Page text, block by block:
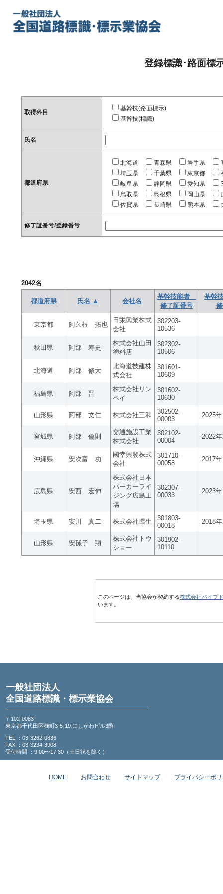
登録標識･路面標
取得科目
基幹技(路面標示)
基幹技(標識)
氏名
都道府県
北海道 青森県 岩手県
埼玉県
千葉県 東京都
岐阜県
静岡県 愛知県
鳥取県
島根県 岡山県
佐賀県
長崎県 熊本県
修了証番号/登録番号
2042名
都道府県 氏名 ▲ 会社名
基幹技能者
修了証番号
基幹
東京都 阿久根 拓也
日栄興業株式
会社
302203-
10536
秋田県 阿部 寿史
株式会社山田
塗料店
302302-
10506
北海道 阿部 修大
北海道技建株
式会社
301601-
10609
福島県 阿部 晋
株式会社リン
ペイ
301602-
10630
山形県 阿部 文仁 株式会社三和
302502-
00003
2025
宮城県 阿部 倫則
交通施設工業
株式会社
302102-
00004
2022
沖縄県 安次富 功
國幸興發株式
会社
301710-
00058
2017
広島県 安西 宏伸
株式会社日本
パーカーライ
ジング広島工
場
302307-
00033
2023
埼玉県 安川 真二 株式会社環生
301803-
00018
2018
山形県 安孫子 翔
株式会社トウ
ショー
301902-
10110
このページは、当協会が契約する株式会社パイプ
います。
一般社団法人
全国道路標識・標示業協会
〒102-0083
東京都千代田区麹町3-5-19 にしかわビル3階
TEL ：03-3262-0836
FAX ：03-3234-3908
受付時間 ：9:00〜17:30（土日祝を除く）
HOME お問合わせ サイトマップ プライバシーポ